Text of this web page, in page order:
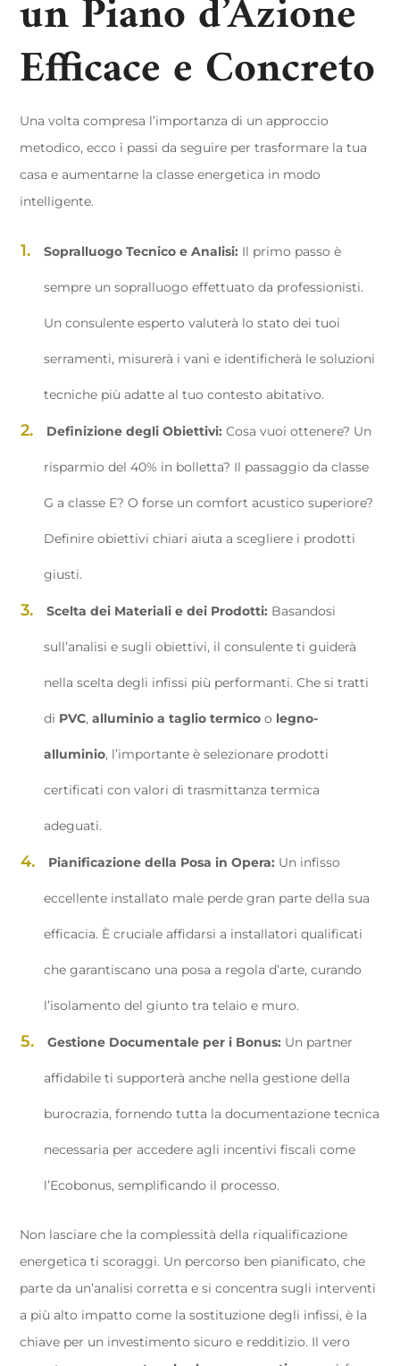
un Piano d’Azione
Efficace e Concreto
Una volta compresa l’importanza di un approccio
metodico, ecco i passi da seguire per trasformare la tua
casa e aumentarne la classe energetica in modo
intelligente.
Sopralluogo Tecnico e Analisi: Il primo passo è
sempre un sopralluogo effettuato da professionisti.
Un consulente esperto valuterà lo stato dei tuoi
serramenti, misurerà i vani e identificherà le soluzioni
tecniche più adatte al tuo contesto abitativo.
Definizione degli Obiettivi: Cosa vuoi ottenere? Un
risparmio del 40% in bolletta? Il passaggio da classe
G a classe E? O forse un comfort acustico superiore?
Definire obiettivi chiari aiuta a scegliere i prodotti
giusti.
Scelta dei Materiali e dei Prodotti: Basandosi
sull’analisi e sugli obiettivi, il consulente ti guiderà
nella scelta degli infissi più performanti. Che si tratti
di PVC, alluminio a taglio termico o legno-
alluminio, l’importante è selezionare prodotti
certificati con valori di trasmittanza termica
adeguati.
Pianificazione della Posa in Opera: Un infisso
eccellente installato male perde gran parte della sua
efficacia. È cruciale affidarsi a installatori qualificati
che garantiscano una posa a regola d’arte, curando
l’isolamento del giunto tra telaio e muro.
Gestione Documentale per i Bonus: Un partner
affidabile ti supporterà anche nella gestione della
burocrazia, fornendo tutta la documentazione tecnica
necessaria per accedere agli incentivi fiscali come
l’Ecobonus, semplificando il processo.
Non lasciare che la complessità della riqualificazione
energetica ti scoraggi. Un percorso ben pianificato, che
parte da un’analisi corretta e si concentra sugli interventi
a più alto impatto come la sostituzione degli infissi, è la
chiave per un investimento sicuro e redditizio. Il vero